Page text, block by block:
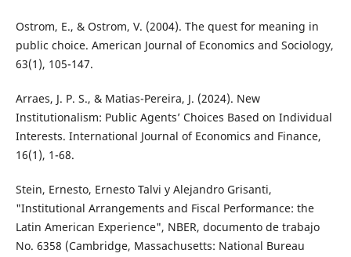
Ostrom, E., & Ostrom, V. (2004). The quest for meaning in
public choice. American Journal of Economics and Sociology,
63(1), 105-147.
Arraes, J. P. S., & Matias-Pereira, J. (2024). New
Institutionalism: Public Agents’ Choices Based on Individual
Interests. International Journal of Economics and Finance,
16(1), 1-68.
Stein, Ernesto, Ernesto Talvi y Alejandro Grisanti,
"Institutional Arrangements and Fiscal Performance: the
Latin American Experience", NBER, documento de trabajo
No. 6358 (Cambridge, Massachusetts: National Bureau